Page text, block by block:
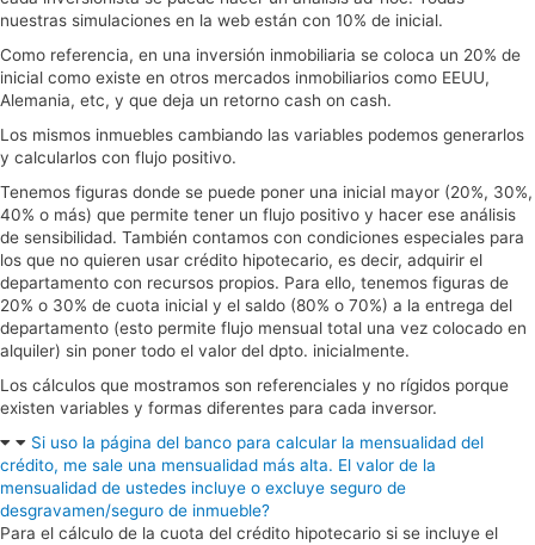
nuestras simulaciones en la web están con 10% de inicial.
Como referencia, en una inversión inmobiliaria se coloca un 20% de
inicial como existe en otros mercados inmobiliarios como EEUU,
Alemania, etc, y que deja un retorno cash on cash.
Los mismos inmuebles cambiando las variables podemos generarlos
y calcularlos con flujo positivo.
Tenemos figuras donde se puede poner una inicial mayor (20%, 30%,
40% o más) que permite tener un flujo positivo y hacer ese análisis
de sensibilidad. También contamos con condiciones especiales para
los que no quieren usar crédito hipotecario, es decir, adquirir el
departamento con recursos propios. Para ello, tenemos figuras de
20% o 30% de cuota inicial y el saldo (80% o 70%) a la entrega del
departamento (esto permite flujo mensual total una vez colocado en
alquiler) sin poner todo el valor del dpto. inicialmente.
Los cálculos que mostramos son referenciales y no rígidos porque
existen variables y formas diferentes para cada inversor.
Si uso la página del banco para calcular la mensualidad del
crédito, me sale una mensualidad más alta. El valor de la
mensualidad de ustedes incluye o excluye seguro de
desgravamen/seguro de inmueble?
Para el cálculo de la cuota del crédito hipotecario si se incluye el